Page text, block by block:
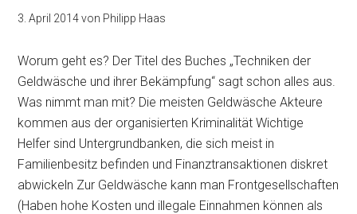
3. April 2014von Philipp Haas
Worum geht es? Der Titel des Buches „Techniken der
Geldwäsche und ihrer Bekämpfung“ sagt schon alles aus.
Was nimmt man mit? Die meisten Geldwäsche Akteure
kommen aus der organisierten Kriminalität Wichtige
Helfer sind Untergrundbanken, die sich meist in
Familienbesitz befinden und Finanztransaktionen diskret
abwickeln Zur Geldwäsche kann man Frontgesellschaften
(Haben hohe Kosten und illegale Einnahmen können als